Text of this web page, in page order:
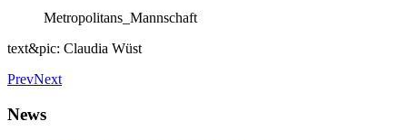
Metropolitans_Mannschaft
text&pic: Claudia Wüst
PrevNext
News